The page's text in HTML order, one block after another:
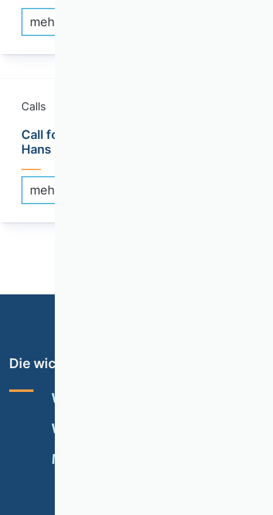
mehr erfahren
Calls
Call for Applications: Connex! - Dr.
Hans Riegel-Wissenschaftsvernetzung
mehr erfahren
Die wichtigsten Themen
VHB-RATING 2024
VERANSTALTUNGEN
MITGLIED WERDEN